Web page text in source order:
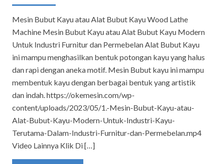
Mesin Bubut Kayu atau Alat Bubut Kayu Wood Lathe
Machine Mesin Bubut Kayu atau Alat Bubut Kayu Modern
Untuk Industri Furnitur dan Permebelan Alat Bubut Kayu
ini mampu menghasilkan bentuk potongan kayu yang halus
dan rapi dengan aneka motif. Mesin Bubut kayu ini mampu
membentuk kayu dengan berbagai bentuk yang artistik
dan indah. https://okemesin.com/wp-
content/uploads/2023/05/1.-Mesin-Bubut-Kayu-atau-
Alat-Bubut-Kayu-Modern-Untuk-Industri-Kayu-
Terutama-Dalam-Industri-Furnitur-dan-Permebelan.mp4
Video Lainnya Klik Di […]